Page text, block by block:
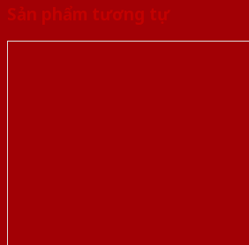
Sản phẩm tương tự